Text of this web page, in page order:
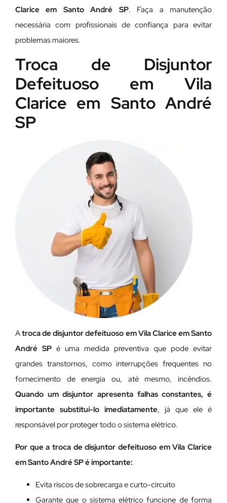
Clarice em Santo André SP. Faça a manutenção
necessária com profissionais de confiança para evitar
problemas maiores.
Troca de Disjuntor
Defeituoso em Vila
Clarice em Santo André
SP
Atroca de disjuntor defeituoso em Vila Clarice em Santo
André SP é uma medida preventiva que pode evitar
grandes transtornos, como interrupções frequentes no
fornecimento de energia ou, até mesmo, incêndios.
Quando um disjuntor apresenta falhas constantes, é
importante substituí-lo imediatamente, já que ele é
responsável por proteger todo o sistema elétrico.
Por que a troca de disjuntor defeituoso em Vila Clarice
em Santo André SP é importante:
Evita riscos de sobrecarga e curto-circuito
Garante que o sistema elétrico funcione de forma